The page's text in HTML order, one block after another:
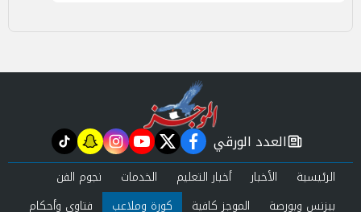
newspaper
العدد الورقي facebook
twitter
youtube
instagram
snapchat
tiktok
الرئيسية الأخبار أخبار التعليم الخدمات
نجوم الفن
بيزنس وبورصة
الموجز كافية كورة وملاعب فتاوى وأحكام